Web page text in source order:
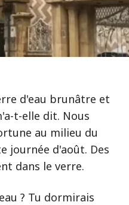
d'eau brunâtre et
t-elle dit. Nous
au milieu du
journée d'août. Des
dans le verre.
? Tu dormirais